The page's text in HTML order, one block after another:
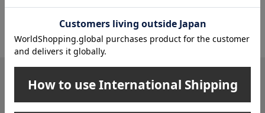
2025年10月03日
『お届け先のご住所』ご確認のお願い
メールマガジン